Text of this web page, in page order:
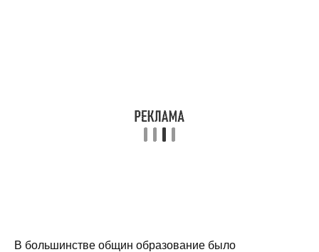
В большинстве общин образование было